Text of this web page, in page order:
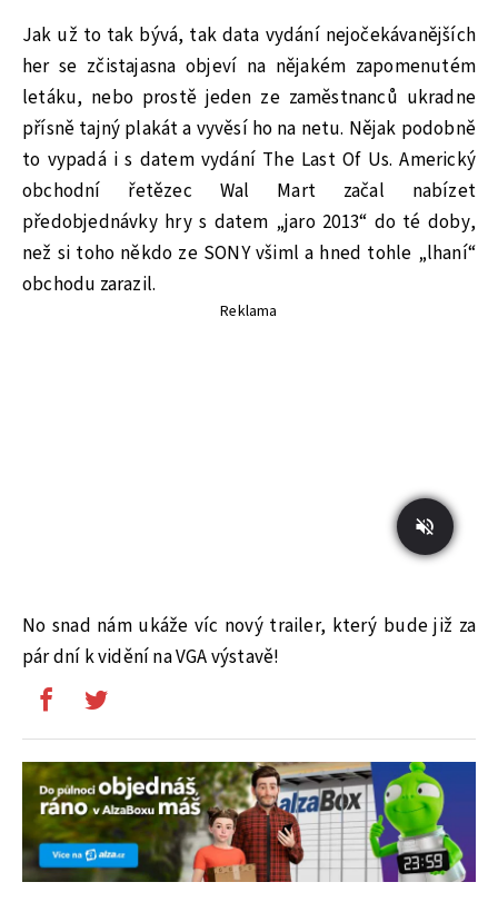
Jak už to tak bývá, tak data vydání nejočekávanějších
her se zčistajasna objeví na nějakém zapomenutém
letáku, nebo prostě jeden ze zaměstnanců ukradne
přísně tajný plakát a vyvěsí ho na netu. Nějak podobně
to vypadá i s datem vydání The Last Of Us. Americký
obchodní řetězec Wal Mart začal nabízet
předobjednávky hry s datem „jaro 2013“ do té doby,
než si toho někdo ze SONY všiml a hned tohle „lhaní“
obchodu zarazil.
Reklama
No snad nám ukáže víc nový trailer, který bude již za
pár dní k vidění na VGA výstavě!